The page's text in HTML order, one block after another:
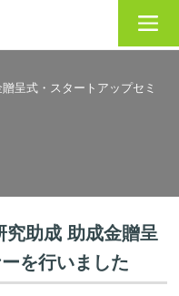
呈式・スタートアップセミ
究助成 助成金贈呈
を行いました